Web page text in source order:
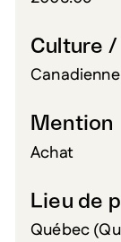
Culture
Mention
Achat
Lieu de
Québec